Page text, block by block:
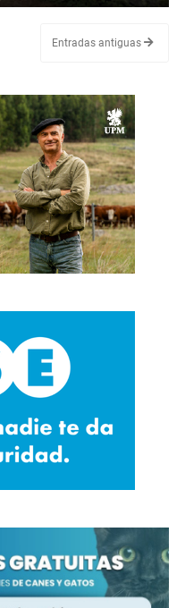
Entradas antiguas